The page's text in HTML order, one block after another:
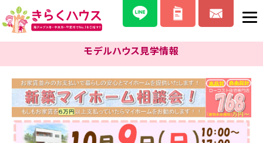
モデルハウス見学情報